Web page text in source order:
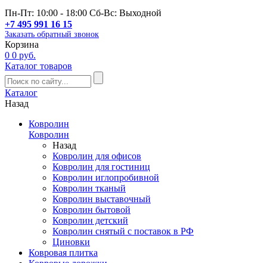
Пн-Пт: 10:00 - 18:00 Сб-Вс: Выходной
+7 495 991 16 15
Заказать обратный звонок
Корзина
0 0 руб.
Каталог товаров
Каталог
Назад
Ковролин
Ковролин
Назад
Ковролин для офисов
Ковролин для гостиниц
Ковролин иглопробивной
Ковролин тканый
Ковролин выставочный
Ковролин бытовой
Ковролин детский
Ковролин снятый с поставок в РФ
Циновки
Ковровая плитка